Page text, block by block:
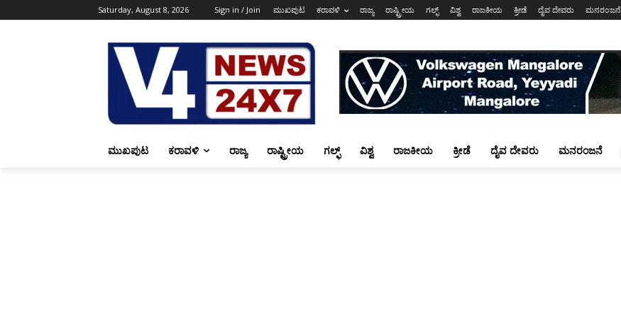
Saturday, August 8, 2026 Sign in / Join ಮುಖಪುಟ ಕರಾವಳಿ ರಾಜ್ಯ ರಾಷ್ಟ್ರೀಯ ಗಲ್ಫ್ ವಿಶ್ವ ರಾಜಕೀಯ ಕ್ರೀಡೆ ದೈವ ದೇವರು ಮನರಂಜನೆ
ಮುಖಪುಟ ಕರಾವಳಿ ರಾಜ್ಯ ರಾಷ್ಟ್ರೀಯ ಗಲ್ಫ್ ವಿಶ್ವ ರಾಜಕೀಯ ಕ್ರೀಡೆ ದೈವ ದೇವರು ಮನರಂಜನೆ